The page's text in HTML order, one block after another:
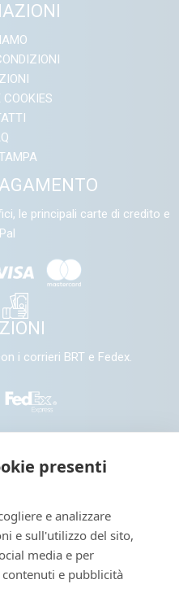
presenti
e analizzare
e sull'utilizzo del sito,
media e per
e pubblicità
le principali carte di credito e
i corrieri BRT e Fedex.
sui nostri canali social
leggi il nostro